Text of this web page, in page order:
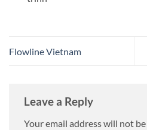
Flowline Vietnam
Leave a Reply
Your email address will not